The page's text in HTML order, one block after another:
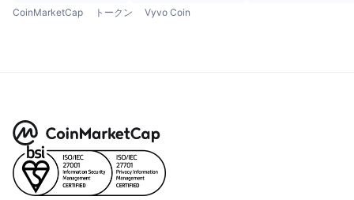
CoinMarketCap トークン Vyvo Coin